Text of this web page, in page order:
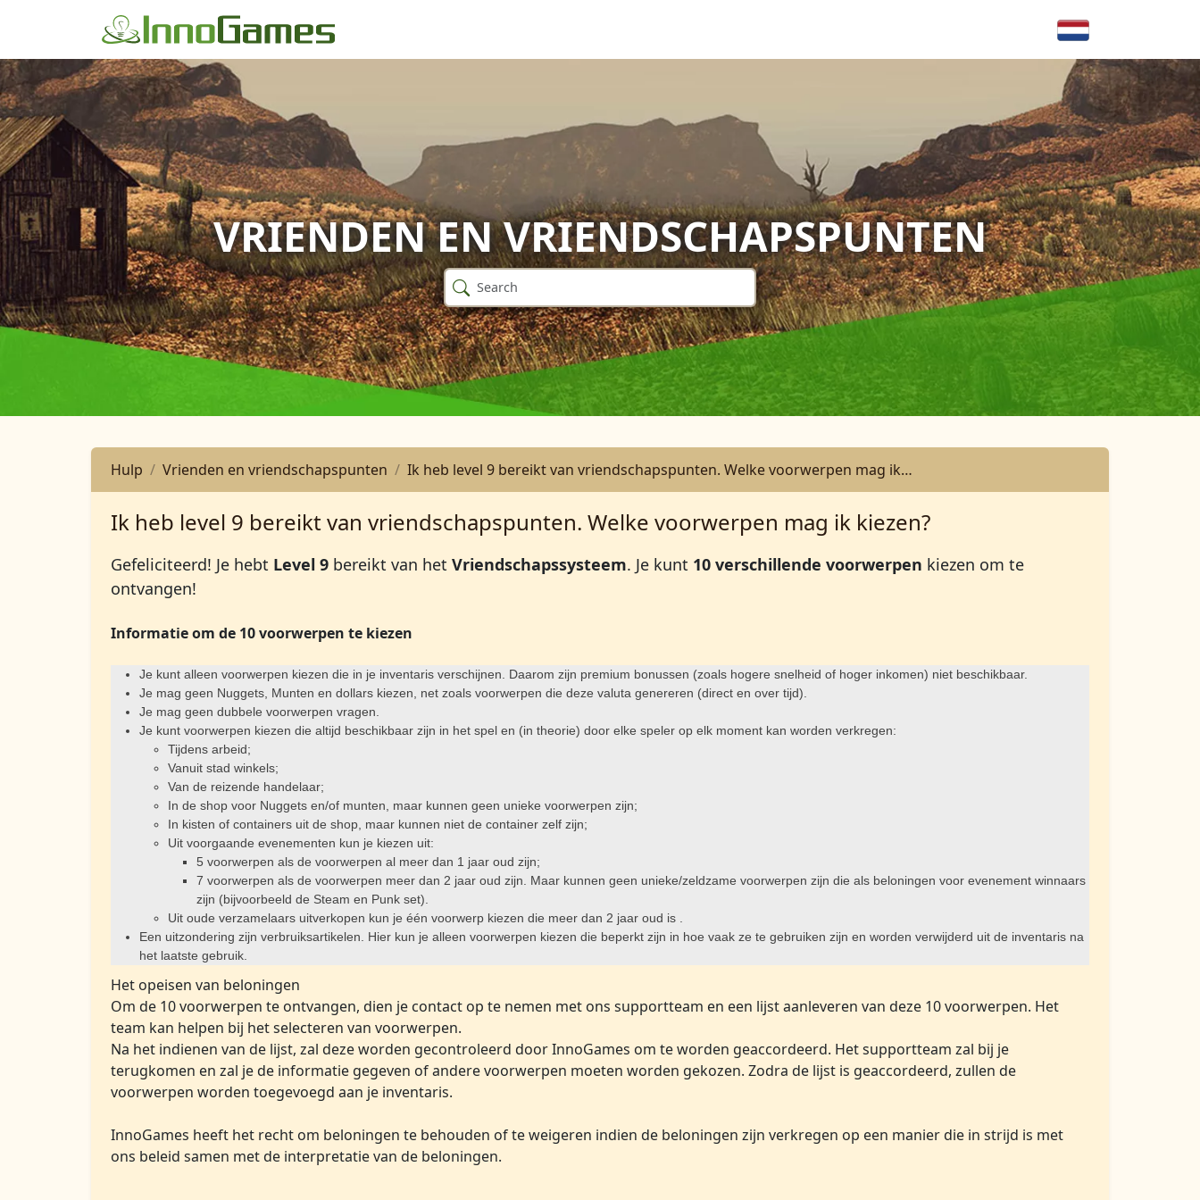
VRIENDEN EN VRIENDSCHAPSPUNTEN
Hulp Vrienden en vriendschapspunten Ik heb level 9 bereikt van vriendschapspunten. Welke voorwerpen mag ik…
Ik heb level 9 bereikt van vriendschapspunten. Welke voorwerpen mag ik kiezen?
Gefeliciteerd! Je hebt Level 9 bereikt van het Vriendschapssysteem. Je kunt 10 verschillende voorwerpen kiezen om te
ontvangen!
Informatie om de 10 voorwerpen te kiezen
Je kunt alleen voorwerpen kiezen die in je inventaris verschijnen. Daarom zijn premium bonussen (zoals hogere snelheid of hoger inkomen) niet beschikbaar.
Je mag geen Nuggets, Munten en dollars kiezen, net zoals voorwerpen die deze valuta genereren (direct en over tijd).
Je mag geen dubbele voorwerpen vragen.
Je kunt voorwerpen kiezen die altijd beschikbaar zijn in het spel en (in theorie) door elke speler op elk moment kan worden verkregen:
Tijdens arbeid;
Vanuit stad winkels;
Van de reizende handelaar;
In de shop voor Nuggets en/of munten, maar kunnen geen unieke voorwerpen zijn;
In kisten of containers uit de shop, maar kunnen niet de container zelf zijn;
Uit voorgaande evenementen kun je kiezen uit:
5 voorwerpen als de voorwerpen al meer dan 1 jaar oud zijn;
7 voorwerpen als de voorwerpen meer dan 2 jaar oud zijn. Maar kunnen geen unieke/zeldzame voorwerpen zijn die als beloningen voor evenement winnaars
zijn (bijvoorbeeld de Steam en Punk set).
Uit oude verzamelaars uitverkopen kun je één voorwerp kiezen die meer dan 2 jaar oud is .
Een uitzondering zijn verbruiksartikelen. Hier kun je alleen voorwerpen kiezen die beperkt zijn in hoe vaak ze te gebruiken zijn en worden verwijderd uit de inventaris na
het laatste gebruik.
Het opeisen van beloningen
Om de 10 voorwerpen te ontvangen, dien je contact op te nemen met ons supportteam en een lijst aanleveren van deze 10 voorwerpen. Het
team kan helpen bij het selecteren van voorwerpen.
Na het indienen van de lijst, zal deze worden gecontroleerd door InnoGames om te worden geaccordeerd. Het supportteam zal bij je
terugkomen en zal je de informatie gegeven of andere voorwerpen moeten worden gekozen. Zodra de lijst is geaccordeerd, zullen de
voorwerpen worden toegevoegd aan je inventaris.
InnoGames heeft het recht om beloningen te behouden of te weigeren indien de beloningen zijn verkregen op een manier die in strijd is met
ons beleid samen met de interpretatie van de beloningen.